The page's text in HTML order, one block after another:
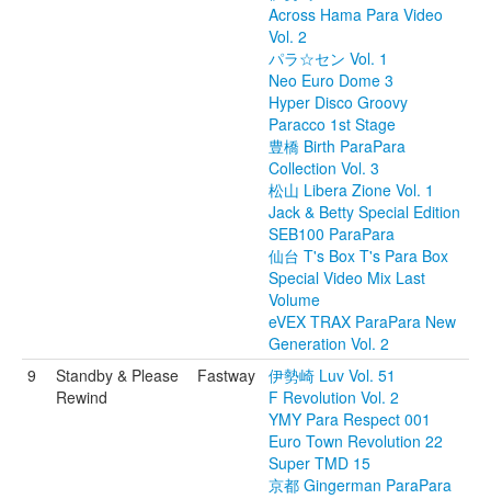
Across Hama Para Video
Vol. 2
パラ☆セン Vol. 1
Neo Euro Dome 3
Hyper Disco Groovy
Paracco 1st Stage
豊橋 Birth ParaPara
Collection Vol. 3
松山 Libera Zione Vol. 1
Jack & Betty Special Edition
SEB100 ParaPara
仙台 T's Box T's Para Box
Special Video Mix Last
Volume
eVEX TRAX ParaPara New
Generation Vol. 2
9
Standby & Please
Rewind
Fastway 伊勢崎 Luv Vol. 51
F Revolution Vol. 2
YMY Para Respect 001
Euro Town Revolution 22
Super TMD 15
京都 Gingerman ParaPara